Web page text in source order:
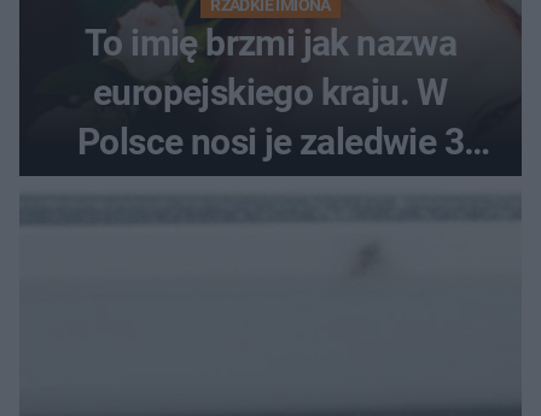
RZADKIE IMIONA
To imię brzmi jak nazwa
europejskiego kraju. W
Polsce nosi je zaledwie 3